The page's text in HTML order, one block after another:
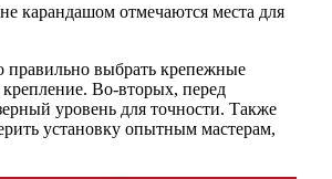
карандашом отмечаются места для
правильно выбрать крепежные
Во-вторых, перед
уровень для точности. Также
установку опытным мастерам,